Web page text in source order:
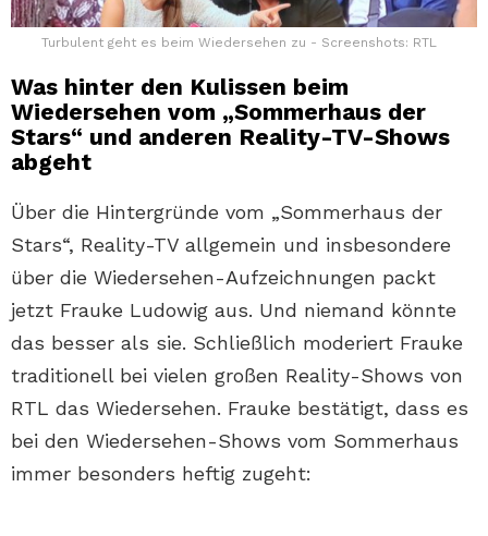
Turbulent geht es beim Wiedersehen zu - Screenshots: RTL
Was hinter den Kulissen beim
Wiedersehen vom „Sommerhaus der
Stars“ und anderen Reality-TV-Shows
abgeht
Über die Hintergründe vom „Sommerhaus der
Stars“, Reality-TV allgemein und insbesondere
über die Wiedersehen-Aufzeichnungen packt
jetzt Frauke Ludowig aus. Und niemand könnte
das besser als sie. Schließlich moderiert Frauke
traditionell bei vielen großen Reality-Shows von
RTL das Wiedersehen. Frauke bestätigt, dass es
bei den Wiedersehen-Shows vom Sommerhaus
immer besonders heftig zugeht: